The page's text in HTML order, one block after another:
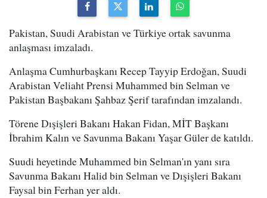
Pakistan, Suudi Arabistan ve Türkiye ortak savunma
anlaşması imzaladı.
Anlaşma Cumhurbaşkanı Recep Tayyip Erdoğan, Suudi
Arabistan Veliaht Prensi Muhammed bin Selman ve
Pakistan Başbakanı Şahbaz Şerif tarafından imzalandı.
Törene Dışişleri Bakanı Hakan Fidan, MİT Başkanı
İbrahim Kalın ve Savunma Bakanı Yaşar Güler de katıldı.
Suudi heyetinde Muhammed bin Selman'ın yanı sıra
Savunma Bakanı Halid bin Selman ve Dışişleri Bakanı
Faysal bin Ferhan yer aldı.